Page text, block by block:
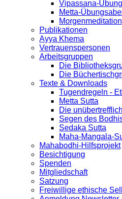
Vipassana-
Metta-
Morgenmeditation
Publikationen
Ayya Khema
Vertrauenspersonen
Arbeitsgruppen
Die
Die
Texte & Downloads
Tugendregeln -
Metta Sutta
Die
Segen des
Sedaka Sutta
Maha-Mangala-
Mahabodhi-Hilfsprojekt
Besichtigung
Spenden
Mitgliedschaft
Satzung
Freiwillige ethische